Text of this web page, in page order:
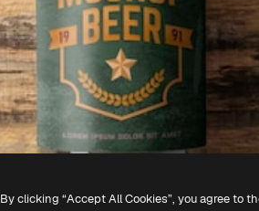
By clicking “Accept All Cookies”, you agree to